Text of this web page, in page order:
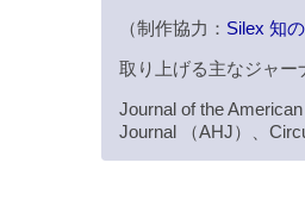
（制作協力： Silex 知
取り上げる主なジャー
Journal of the
Journal （AHJ）、